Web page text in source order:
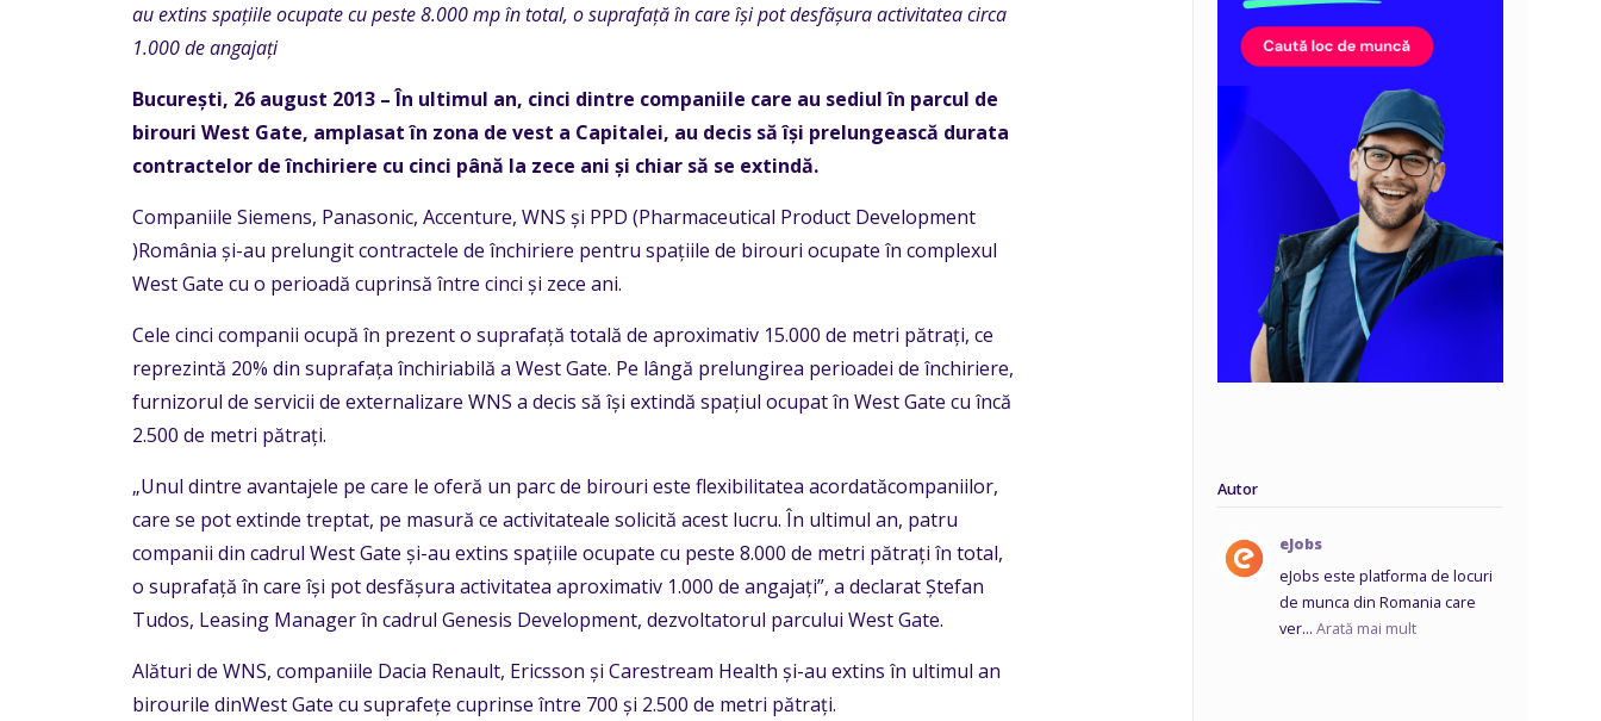
au extins spațiile ocupate cu peste 8.000 mp întotal, o suprafață în care își pot desfășura activitatea circa
1.000 de angajați
București, 26 august 2013 – În ultimul an, cinci dintre companiile care au sediul în parcul de
birouri West Gate, amplasat în zona de vest a Capitalei, au decis să își prelungească durata
contractelor de închiriere cu cinci până la zece ani și chiar să se extindă.
Companiile Siemens, Panasonic, Accenture, WNS și PPD (Pharmaceutical Product Development
)România și-au prelungit contractele de închiriere pentru spațiile de birouri ocupate în complexul
West Gate cu o perioadă cuprinsă între cinci și zece ani.
Cele cinci companii ocupă în prezent o suprafață totală de aproximativ 15.000 de metri pătrați, ce
reprezintă 20% din suprafața închiriabilă a West Gate. Pe lângă prelungirea perioadei de închiriere,
furnizorul de servicii de externalizare WNS a decis să își extindă spațiul ocupat în West Gate cu încă
2.500 de metri pătrați.
„Unul dintre avantajele pe care le oferă un parc de birouri este flexibilitatea acordatăcompaniilor,
care se pot extinde treptat, pe masură ce activitateale solicită acest lucru. În ultimul an, patru
companii din cadrul West Gate și-au extins spațiile ocupate cu peste 8.000 de metri pătrați în total,
o suprafață în care își pot desfășura activitatea aproximativ 1.000 de angajați”, a declarat Ștefan
Tudos, Leasing Manager în cadrul Genesis Development, dezvoltatorul parcului West Gate.
Alături de WNS, companiile Dacia Renault, Ericsson și Carestream Health și-au extins în ultimul an
birourile dinWest Gate cu suprafețe cuprinse între 700 și 2.500 de metri pătrați.
Autor
eJobs
eJobs este platforma de locuri
de munca din Romania care
ver...Arată mai mult